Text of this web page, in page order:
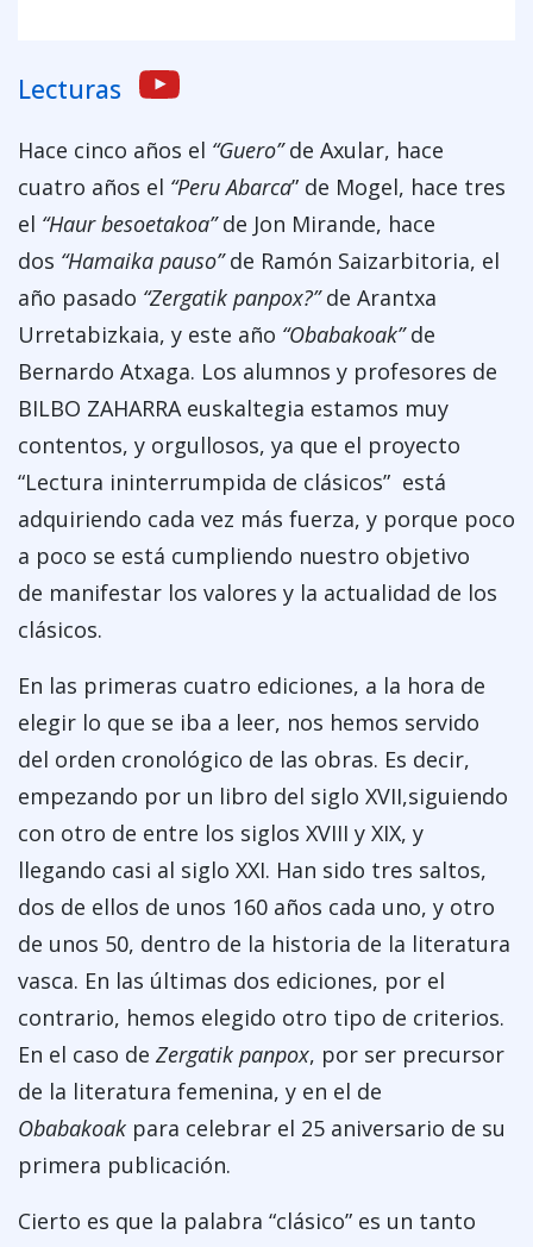
Lecturas
Hace cinco años el “Guero”de Axular, hace
cuatro años el “Peru Abarca” de Mogel, hace tres
el “Haur besoetakoa”de Jon Mirande, hace
dos “Hamaika pauso”de Ramón Saizarbitoria, el
año pasado “Zergatik panpox?”de Arantxa
Urretabizkaia, y este año “Obabakoak”de
Bernardo Atxaga. Los alumnos y profesores de
BILBO ZAHARRA euskaltegia estamos muy
contentos, y orgullosos, ya que el proyecto
“Lectura ininterrumpida de clásicos” está
adquiriendo cada vez más fuerza, y porque poco
a poco se está cumpliendo nuestro objetivo
de manifestar los valores y la actualidad de los
clásicos.
En las primeras cuatro ediciones, a la hora de
elegir lo que se iba a leer, nos hemos servido
del orden cronológico de las obras. Es decir,
empezando por un libro del siglo XVII,siguiendo
con otro de entre los siglos XVIII y XIX, y
llegando casi al siglo XXI. Han sido tres saltos,
dos de ellos de unos 160 años cada uno, y otro
de unos 50, dentro de la historia de la literatura
vasca. En las últimas dos ediciones, por el
contrario, hemos elegido otro tipo de criterios.
En el caso de Zergatik panpox, por ser precursor
de la literatura femenina, y en el de
Obabakoak para celebrar el 25 aniversario de su
primera publicación.
Cierto es que la palabra “clásico” es un tanto